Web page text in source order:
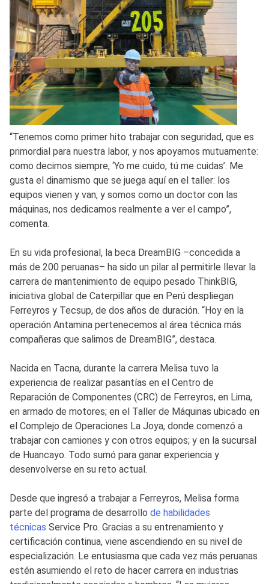
“Tenemos como primer hito trabajar con seguridad, que es
primordial para nuestra labor, y nos apoyamos mutuamente:
como decimos siempre, ‘Yo me cuido, tú me cuidas’. Me
gusta el dinamismo que se juega aquí en el taller: los
equipos vienen y van, y somos como un doctor con las
máquinas, nos dedicamos realmente a ver el campo”,
comenta.
En su vida profesional, la beca DreamBIG –concedida a
más de 200 peruanas– ha sido un pilar al permitirle llevar la
carrera de mantenimiento de equipo pesado ThinkBIG,
iniciativa global de Caterpillar que en Perú despliegan
Ferreyros y Tecsup, de dos años de duración. “Hoy en la
operación Antamina pertenecemos al área técnica más
compañeras que salimos de DreamBIG”, destaca.
Nacida en Tacna, durante la carrera Melisa tuvo la
experiencia de realizar pasantías en el Centro de
Reparación de Componentes (CRC) de Ferreyros, en Lima,
en armado de motores; en el Taller de Máquinas ubicado en
el Complejo de Operaciones La Joya, donde comenzó a
trabajar con camiones y con otros equipos; y en la sucursal
de Huancayo. Todo sumó para ganar experiencia y
desenvolverse en su reto actual.
Desde que ingresó a trabajar a Ferreyros, Melisa forma
parte del programa de desarrollo de habilidades
técnicas Service Pro. Gracias a su entrenamiento y
certificación continua, viene ascendiendo en su nivel de
especialización. Le entusiasma que cada vez más peruanas
estén asumiendo el reto de hacer carrera en industrias